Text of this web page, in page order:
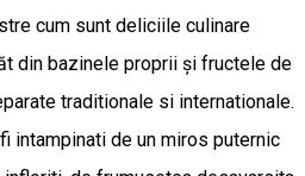
cum sunt deliciile culinare
din bazinele proprii și fructele de
traditionale si internationale.
intampinati de un miros puternic